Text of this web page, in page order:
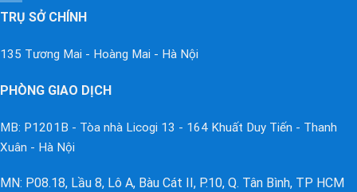
TRỤ SỞ CHÍNH
135 Tương Mai - Hoàng Mai - Hà Nội
PHÒNG GIAO DỊCH
MB: P1201B - Tòa nhà Licogi 13 - 164 Khuất Duy Tiến - Thanh
Xuân - Hà Nội
MN: P08.18, Lầu 8, Lô A, Bàu Cát II, P.10, Q. Tân Bình, TP HCM